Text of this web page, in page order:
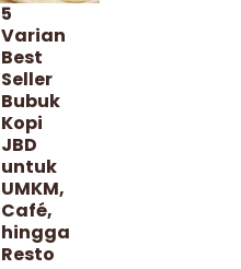
5
Varian
Best
Seller
Bubuk
Kopi
JBD
untuk
UMKM,
Café,
hingga
Resto